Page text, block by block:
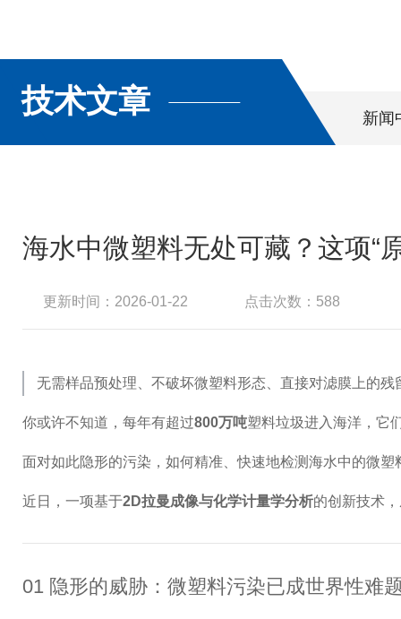
技术文章 新闻
海水中微塑料无处可藏？这项“
更新时间：2026-01-22 点击次数：588
无需样品预处理、不破坏微塑料形态、直接对滤膜上的
你或许不知道，每年有超过800万吨塑料垃圾进入海洋，它
面对如此隐形的污染，如何精准、快速地检测海水中的微
近日，一项基于2D拉曼成像与化学计量学分析的创新技术
01 隐形的威胁：微塑料污染已成世界性难